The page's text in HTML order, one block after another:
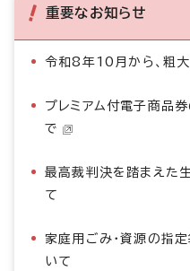
重要なお知らせ
令和8年10月から、粗
プレミアム付電子商品
で
最高裁判決を踏まえた
て
家庭用ごみ・資源の指
いて